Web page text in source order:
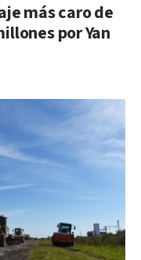
más caro de
por Yan